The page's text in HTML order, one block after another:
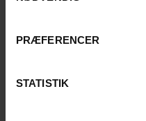
PRÆFERENCER
STATISTIK
sammen og der
anderledes.